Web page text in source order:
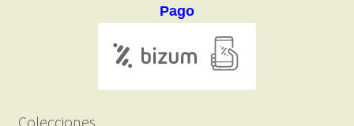
Pago
Colecciones